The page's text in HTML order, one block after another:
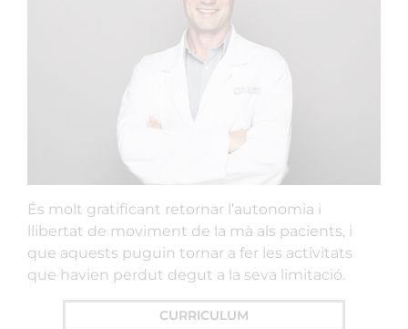
És molt gratificant retornar l’autonomia i
llibertat de moviment de la mà als pacients, i
que aquests puguin tornar a fer les activitats
que havien perdut degut a la seva limitació.
CURRICULUM